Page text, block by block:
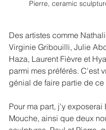
Pierre, ceramic
Des artistes comme
Virginie Gribouilli, Julie
Haza, Laurent Fièvre et
parmi mes préférés. C'est
génial de faire partie de
Pour ma part, j'y exposerai
Mouche, ainsi que deux